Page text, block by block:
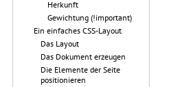
Herkunft
Gewichtung (!important)
Ein einfaches CSS-Layout
Das Layout
Das Dokument erzeugen
Die Elemente der Seite
positionieren